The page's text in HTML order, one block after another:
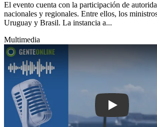
El evento cuenta con la participación de
nacionales y regionales. Entre ellos, los
Uruguay y Brasil. La instancia a...
Multimedia
Play: